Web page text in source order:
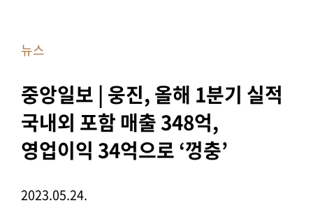
뉴스
중앙일보 | 웅진, 올해 1분기 실적
국내외 포함 매출 348억,
영업이익 34억으로 ‘껑충’
2023.05.24.